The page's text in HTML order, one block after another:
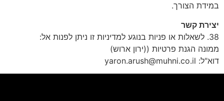
במידת הצורך.
יצירת קשר
38. לשאלות או פניות בנוגע למדיניות זו ניתן לפנות אל:
ממונה הגנת פרטיות ((ירון ארוש)
דוא"ל: yaron.arush@muhni.co.il